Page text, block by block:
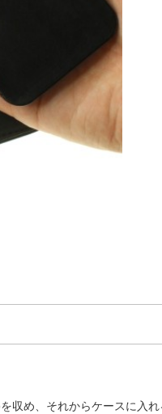
収め、それからケースに入れ